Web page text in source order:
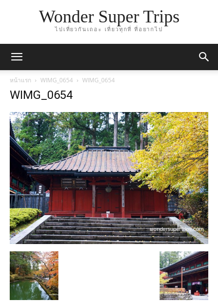
Wonder Super Trips
ไปเที่ยวกันเถอะ เที่ยวทุกที่ ที่อยากไป
หน้าแรก WIMG_0654 WIMG_0654
WIMG_0654